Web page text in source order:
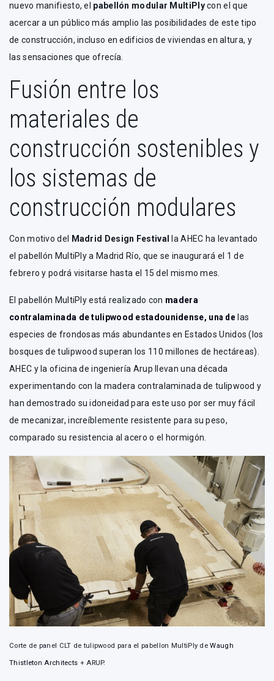
nuevo manifiesto, el pabellón modular MultiPlycon el que
acercar a un público más amplio las posibilidades de este tipo
de construcción, incluso en edificios de viviendas en altura, y
las sensaciones que ofrecía.
Fusión entre los
materiales de
construcción sostenibles y
los sistemas de
construcción modulares
Con motivo del Madrid Design Festival
la AHEC ha levantado
el pabellón MultiPly a Madrid Río, que se inaugurará el 1 de
febrero y podrá visitarse hasta el 15 del mismo mes.
El pabellón MultiPly está realizado con madera
contralaminada de tulipwood estadounidense, una de las
especies de frondosas más abundantes en Estados Unidos (los
bosques de tulipwood superan los 110 millones de hectáreas).
AHEC y la oficina de ingeniería Arup llevan una década
experimentando con la madera contralaminada de tulipwood y
han demostrado su idoneidad para este uso por ser muy fácil
de mecanizar, increíblemente resistente para su peso,
comparado su resistencia al acero o el hormigón.
Corte de panel CLT de tulipwood para el pabellon MultiPly deWaugh
Thistleton Architects + ARUP.